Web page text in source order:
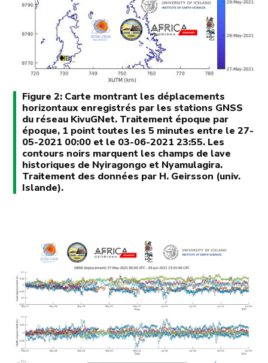
Figure 2: Carte montrant les déplacements
horizontaux enregistrés par les stations GNSS
du réseau KivuGNet. Traitement époque par
époque, 1 point toutes les 5 minutes entre le 27-
05-2021 00:00 et le 03-06-2021 23:55. Les
contours noirs marquent les champs de lave
historiques de Nyiragongo et Nyamulagira.
Traitement des données par H. Geirsson (univ.
Islande).